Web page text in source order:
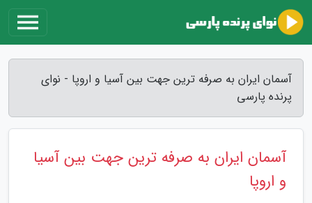
آسمان ایران به صرفه ترین جهت بین آسیا و اروپا - نوای
پرنده پارسی
آسمان ایران به صرفه ترین جهت بین آسیا
و اروپا